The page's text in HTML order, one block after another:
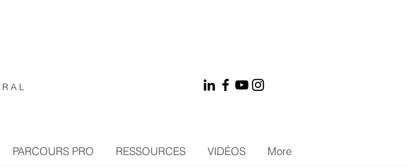
PARCOURS PRO RESSOURCES VIDÉOS More